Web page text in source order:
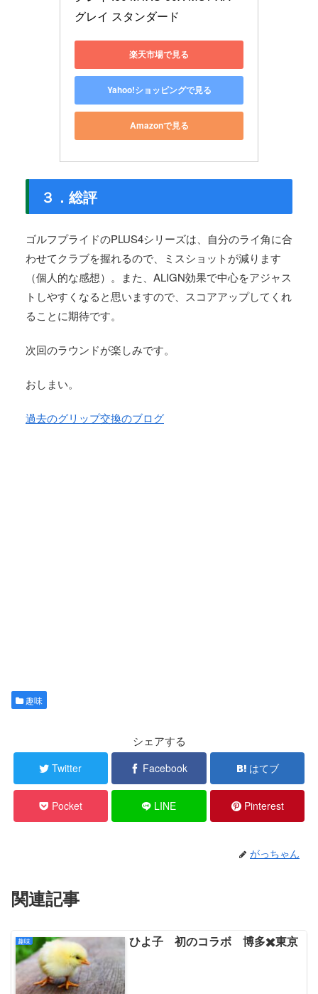
グレイ スタンダード
楽天市場で見る
Yahoo!ショッピングで見る
Amazonで見る
３．総評
ゴルフプライドのPLUS4シリーズは、自分のライ角に合
わせてクラブを握れるので、ミスショットが減ります
（個人的な感想）。また、ALIGN効果で中心をアジャス
トしやすくなると思いますので、スコアアップしてくれ
ることに期待です。
次回のラウンドが楽しみです。
おしまい。
過去のグリップ交換のブログ
趣味
シェアする
Twitter Facebook はてブ
Pocket LINE Pinterest
がっちゃん
関連記事
趣味 ひよ子 初のコラボ 博多✖️東京